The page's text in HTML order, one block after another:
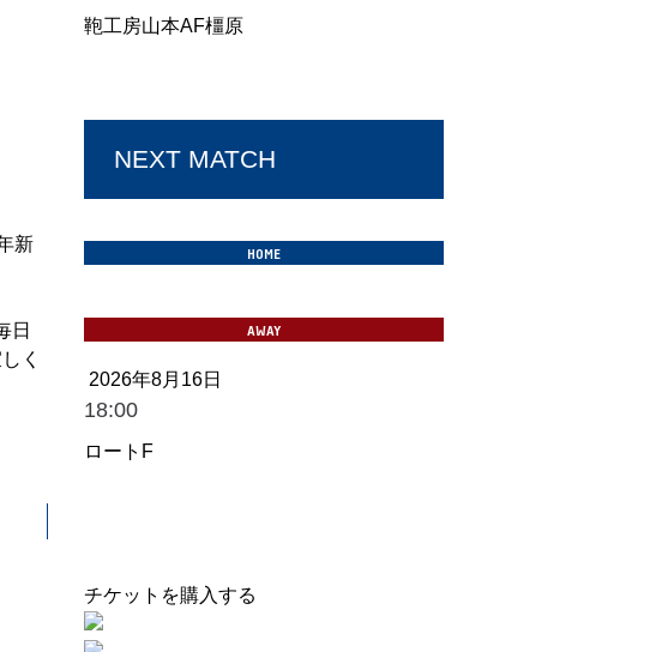
新
日
く
鞄工房山本AF橿原
NEXT MATCH
2026年8月16日
18:00
ロートF
チケットを購入する